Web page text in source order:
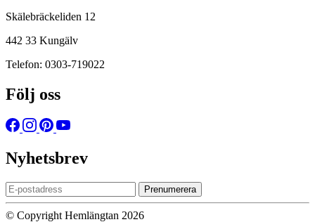
Skälebräckeliden 12
442 33 Kungälv
Telefon: 0303-719022
Följ oss
Nyhetsbrev
Prenumerera
© Copyright Hemlängtan 2026